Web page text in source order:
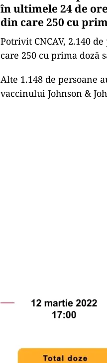
în ultimele 24 de
din care 250 cu
Potrivit CNCAV, 2.140
care 250 cu prima doză
Alte 1.148 de persoane
vaccinului Johnson &